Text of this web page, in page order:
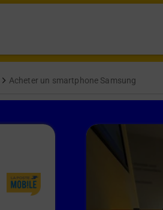
Acheter un smartphone Samsung